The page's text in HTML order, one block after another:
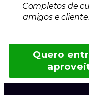
Completos de
amigos e
Quero